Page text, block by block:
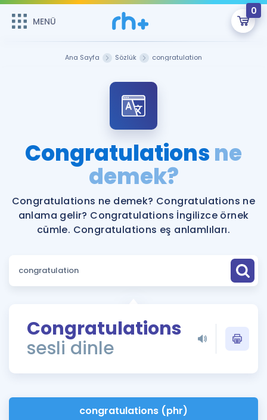
MENÜ
0
Şifremi Hatırlamıyorum
Sepetin Şu An Boş.
Remzi Hoca ile seni sınava hazırlayacak onlarca eğitim seni
bekliyor!
MENÜ
Katılımcı Görüşleri
Faydalı Araçlar
Ücretsiz Kaynaklar
Puan Hesaplama
ÖSYM Sınav Takvimi
Kampanyalar
İngilizce Gramer
İngilizce Gramer
Ana Sayfa Sözlük congratulation
Congratulationsne
demek?
Congratulations ne demek? Congratulations ne
anlama gelir? Congratulations İngilizce örnek
cümle. Congratulations eş anlamlıları.
Congratulations
sesli dinle
congratulations (phr)